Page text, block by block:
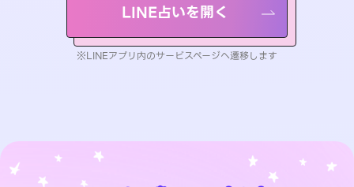
LINE占いを開く
※LINEアプリ内のサービスページへ遷移します